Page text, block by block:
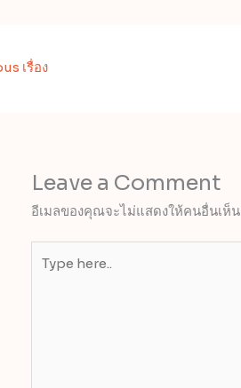
เรื่อง
Leave a Comment
อีเมลของคุณจะไม่แสดงให้คนอื่นเห็น
here..